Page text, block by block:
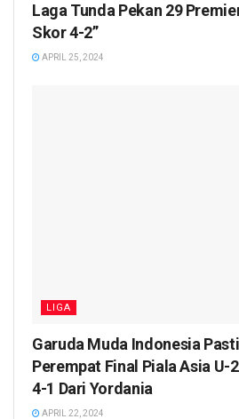
Laga Tunda Pekan 29
Skor 4-2”
APRIL 25, 2024
LIGA
Garuda Muda Indonesia
Perempat Final Piala Asia U-
4-1 Dari Yordania
APRIL 22, 2024